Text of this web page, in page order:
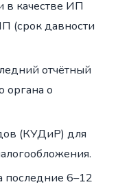
в качестве ИП
(срок давности
отчётный
органа о
(КУДиР) для
последние 6–12